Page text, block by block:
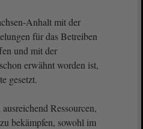
Anhalt mit der
für das Betreiben
und mit der
erwähnt worden ist,
gesetzt.
Ressourcen,
bekämpfen, sowohl im